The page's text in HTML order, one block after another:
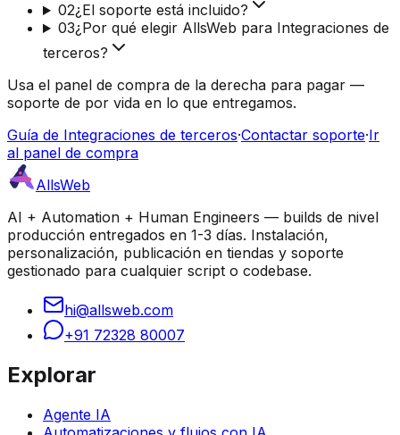
02¿El soporte está incluido?
03¿Por qué elegir AllsWeb para Integraciones de
terceros?
Usa el panel de compra de la derecha para pagar —
soporte de por vida en lo que entregamos.
Guía de Integraciones de terceros·Contactar soporte·Ir
al panel de compra
AllsWeb
AI + Automation + Human Engineers — builds de nivel
producción entregados en 1-3 días. Instalación,
personalización, publicación en tiendas y soporte
gestionado para cualquier script o codebase.
hi@allsweb.com
+91 72328 80007
Explorar
Agente IA